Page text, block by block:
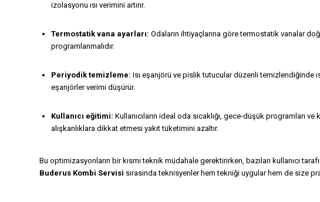
izolasyonu ısı verimini artırır.
Termostatik vana ayarları: Odaların ihtiyaçlarına göre termostatik vanalar
programlanmalıdır.
Periyodik temizleme: Isı eşanjörü ve pislik tutucular düzenli temizlendiğinde
eşanjörler verimi düşürür.
Kullanıcı eğitimi: Kullanıcıların ideal oda sıcaklığı, gece-düşük programları
alışkanlıklara dikkat etmesi yakıt tüketimini azaltır.
Bu optimizasyonların bir kısmı teknik müdahale gerektirirken, bazıları kullanıcı
Buderus Kombi Servisi sırasında teknisyenler hem tekniği uygular hem de size